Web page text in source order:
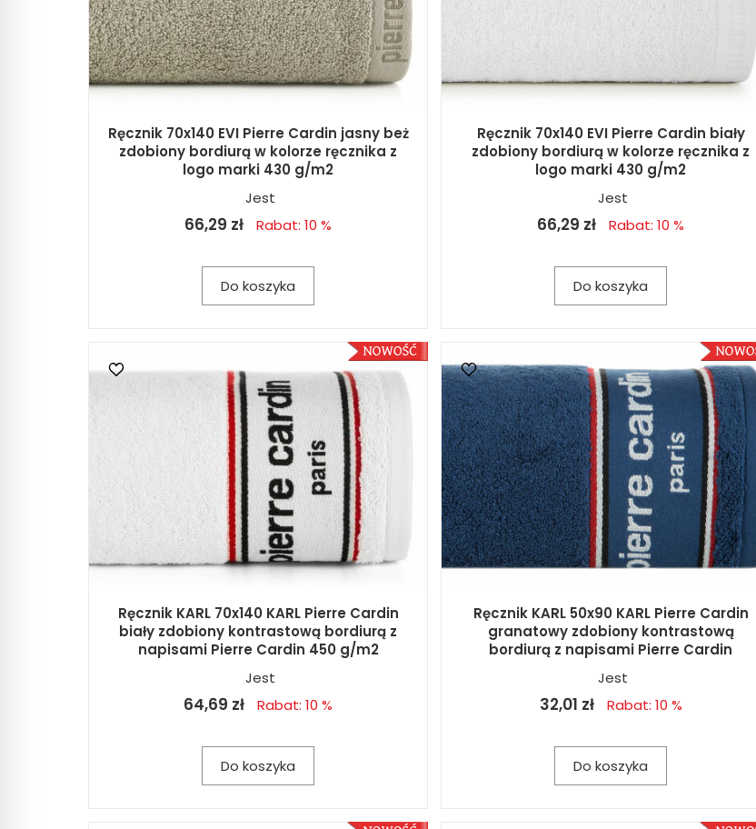
Ręcznik 70x140 EVI Pierre Cardin jasny beż
zdobiony bordiurą w kolorze ręcznika z
logo marki 430 g/m2
Jest
66,29 zł Rabat: 10 %
Do koszyka
Ręcznik 70x140 EVI Pierre Cardin biały
zdobiony bordiurą w kolorze ręcznika z
logo marki 430 g/m2
Jest
66,29 zł Rabat: 10 %
Do koszyka
Ręcznik KARL 70x140 KARL Pierre Cardin
biały zdobiony kontrastową bordiurą z
napisami Pierre Cardin 450 g/m2
Jest
64,69 zł Rabat: 10 %
Do koszyka
Ręcznik KARL 50x90 KARL Pierre Cardin
granatowy zdobiony kontrastową
bordiurą z napisami Pierre Cardin
Jest
32,01 zł Rabat: 10 %
Do koszyka